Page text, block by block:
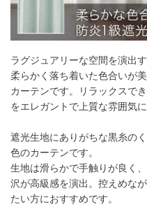
10,560円
200
12,430円
201～
260
14,410円
幅101cm以上のサイズをご注
す。
2倍ヒダ
フラット
ラグジュアリーな空間を演出
柔らかく落ち着いた色合いが
カーテンです。リラックスで
をエレガントで上質な雰囲気に
遮光生地にありがちな黒糸の
色のカーテンです。
生地は滑らかで手触りが良く
沢が高級感を演出。控えめな
たい方におすすめです。